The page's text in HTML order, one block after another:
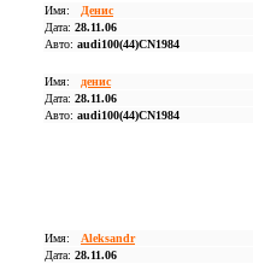
Имя: Денис
Дата: 28.11.06
Авто: audi100(44)CN1984
Имя: денис
Дата: 28.11.06
Авто: audi100(44)CN1984
Имя: Aleksandr
Дата: 28.11.06